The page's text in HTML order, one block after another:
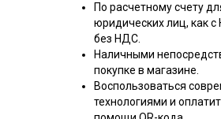
По расчетному счету
юридических лиц, как с
без НДС.
Наличными
покупке в магазине.
Воспользоваться
технологиями и